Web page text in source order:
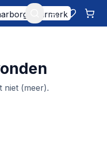
Mijn account
niet (meer).